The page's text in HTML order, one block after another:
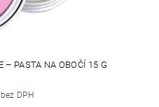
– PASTA NA OBOČÍ 15 G
DPH